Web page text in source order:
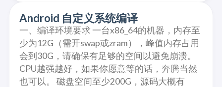
Android 自定义系统编译
一、编译环境要求 一台x86_64的机器，内存至
少为12G（需开swap或zram），峰值内存占用
会到30G，请确保有足够的空间以避免崩溃。
CPU越强越好，如果你愿意等的话，奔腾当然
也可以。 磁盘空间至少200G，源码大概有